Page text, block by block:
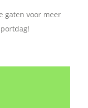
gaten voor meer